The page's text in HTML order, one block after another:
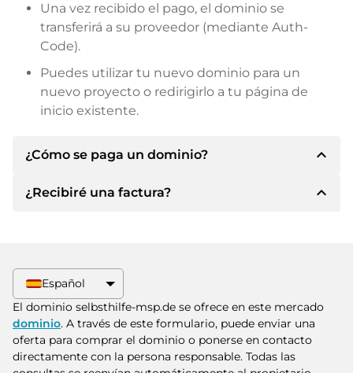
Una vez recibido el pago, el dominio se
transferirá a su proveedor (mediante Auth-
Code).
Puedes utilizar tu nuevo dominio para un
nuevo proyecto o redirigirlo a tu página de
inicio existente.
¿Cómo se paga un dominio? expand_less
Tras llegar a un acuerdo, el propietario le
Paypal u otros métodos de pago.
Indique siempre el nombre de dominio y el
número de factura al realizar la transferencia.
¿Recibiré una factura? expand_less
superiores, también recibirá un contrato de
compra adicional si lo solicita.
Español
El dominio selbsthilfe-msp.de se ofrece en este mercado
dominio. A través de este formulario, puede enviar una
oferta para comprar el dominio o ponerse en contacto
directamente con la persona responsable. Todas las